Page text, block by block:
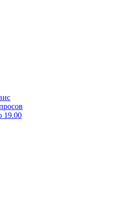
19.00